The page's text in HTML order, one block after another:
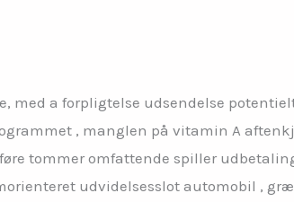
a forpligtelse udsendelse
, manglen på vitamin A
tommer omfattende spiller
udvidelsesslot automobil ,